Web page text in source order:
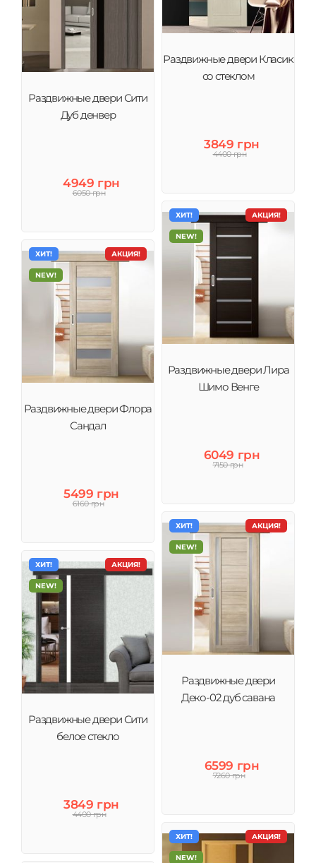
Раздвижные двери Класик
со стеклом
3849 грн
4400 грн
Раздвижные двери Сити
Дуб денвер
4949 грн
6050 грн
АКЦИЯ!
ХИТ!
NEW!
Раздвижные двери Лира
Шимо Венге
6049 грн
7150 грн
АКЦИЯ!
ХИТ!
NEW!
Раздвижные двери Флора
Сандал
5499 грн
6160 грн
АКЦИЯ!
ХИТ!
NEW!
Раздвижные двери
Деко-02 дуб савана
6599 грн
7260 грн
АКЦИЯ!
ХИТ!
NEW!
Раздвижные двери Сити
белое стекло
3849 грн
4400 грн
АКЦИЯ!
ХИТ!
NEW!